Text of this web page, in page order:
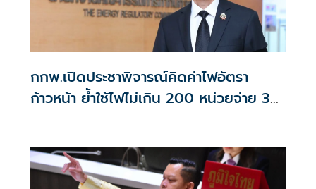
กกพ.เปิดประชาพิจารณ์คิดค่าไฟอัตรา
ก้าวหน้า ย้ำใช้ไฟไม่เกิน 200 หน่วยจ่าย 3